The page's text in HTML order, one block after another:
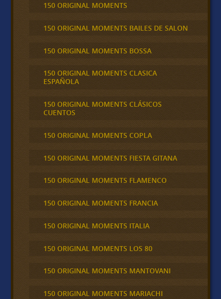
150 ORIGINAL MOMENTS
150 ORIGINAL MOMENTS BAILES DE SALON
150 ORIGINAL MOMENTS BOSSA
150 ORIGINAL MOMENTS CLASICA
ESPAÑOLA
150 ORIGINAL MOMENTS CLÁSICOS
CUENTOS
150 ORIGINAL MOMENTS COPLA
150 ORIGINAL MOMENTS FIESTA GITANA
150 ORIGINAL MOMENTS FLAMENCO
150 ORIGINAL MOMENTS FRANCIA
150 ORIGINAL MOMENTS ITALIA
150 ORIGINAL MOMENTS LOS 80
150 ORIGINAL MOMENTS MANTOVANI
150 ORIGINAL MOMENTS MARIACHI